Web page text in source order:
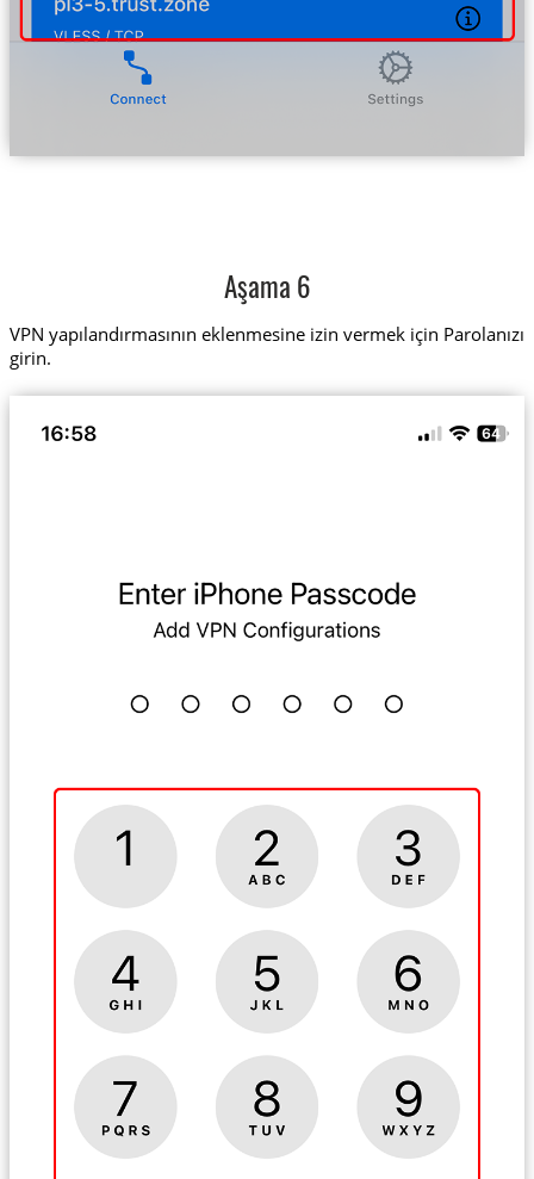
Aşama 6
VPN yapılandırmasının eklenmesine izin vermek için Parolanızı
girin.